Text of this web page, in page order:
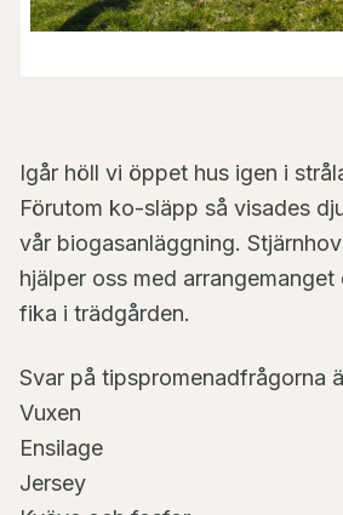
Igår höll vi öppet hus igen i
Förutom ko-släpp så visades
vår biogasanläggning.
hjälper oss med
fika i trädgården.
Svar på tipspromenadfrågorna
Vuxen
Ensilage
Jersey